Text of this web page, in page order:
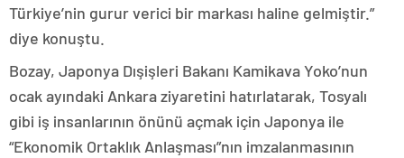
Türkiye’nin gurur verici bir markası haline gelmiştir.”
diye konuştu.
Bozay, Japonya Dışişleri Bakanı Kamikava Yoko’nun
ocak ayındaki Ankara ziyaretini hatırlatarak, Tosyalı
gibi iş insanlarının önünü açmak için Japonya ile
“Ekonomik Ortaklık Anlaşması”nın imzalanmasının